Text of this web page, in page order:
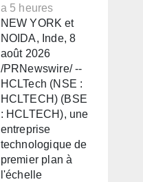
a 5 heures
NEW YORK et
NOIDA, Inde, 8
août 2026
/PRNewswire/ --
HCLTech (NSE :
HCLTECH) (BSE
: HCLTECH), une
entreprise
technologique de
premier plan à
l'échelle